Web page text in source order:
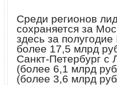
Среди регионов
сохраняется за
здесь за
более 17,5 млрд
Санкт-Петербург с
(более 6,1 млрд
(более 3,6 млрд